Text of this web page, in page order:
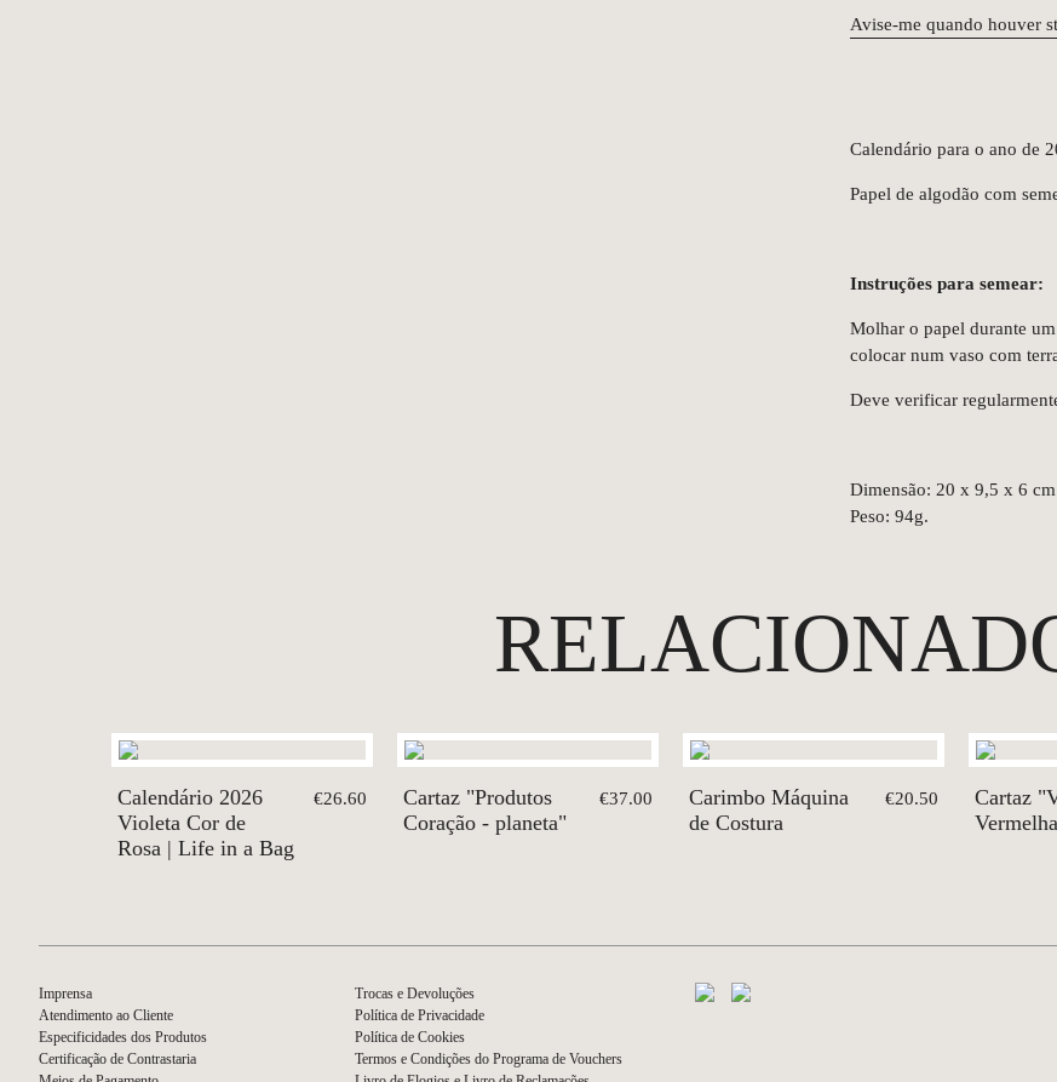
Avise-me quando houver
Calendário para o ano de
Papel de algodão com
Instruções para semear:
Molhar o papel durante
colocar num vaso com
Deve verificar
Dimensão: 20 x 9,5 x 6 cm
Peso: 94g.
Calendário 2026
Violeta Cor de
Rosa | Life in a Bag
€26.60
Cartaz "Produtos
Coração - planeta"
€37.00
Carimbo Máquina
de Costura
€20.50
Cartaz
Imprensa
Atendimento ao Cliente
Especificidades dos Produtos
Certificação de Contrastaria
Trocas e Devoluções
Política de Privacidade
Política de Cookies
Termos e Condições do Programa de Vouchers